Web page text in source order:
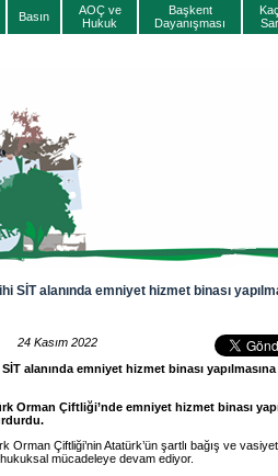
Basın
AOÇ ve
Hukuk
Başkent
Dayanışması
SİT alanında emniyet hizmet binası
24 Kasım 2022
alanında emniyet hizmet binası
Orman Çiftliği’nde emniyet hizmet binası
Orman Çiftliği’nin Atatürk’ün şartlı bağış ve
mücadeleye devam ediyor.